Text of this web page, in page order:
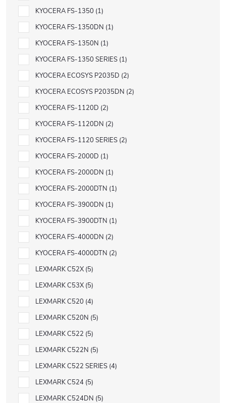
KYOCERA FS-1350 1
KYOCERA FS-1350DN 1
KYOCERA FS-1350N 1
KYOCERA FS-1350 SERIES 1
KYOCERA ECOSYS P2035D 2
KYOCERA ECOSYS P2035DN 2
KYOCERA FS-1120D 2
KYOCERA FS-1120DN 2
KYOCERA FS-1120 SERIES 2
KYOCERA FS-2000D 1
KYOCERA FS-2000DN 1
KYOCERA FS-2000DTN 1
KYOCERA FS-3900DN 1
KYOCERA FS-3900DTN 1
KYOCERA FS-4000DN 2
KYOCERA FS-4000DTN 2
LEXMARK C52X 5
LEXMARK C53X 5
LEXMARK C520 4
LEXMARK C520N 5
LEXMARK C522 5
LEXMARK C522N 5
LEXMARK C522 SERIES 4
LEXMARK C524 5
LEXMARK C524DN 5